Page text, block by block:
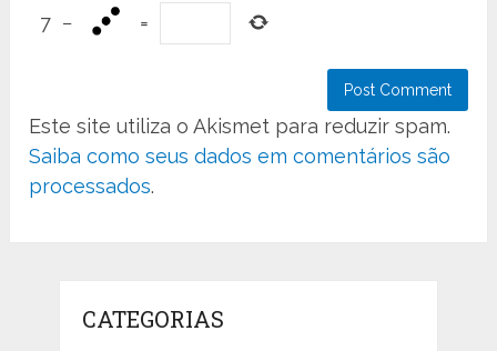
7 − =
Este site utiliza o Akismet para reduzir spam.
Saiba como seus dados em comentários são
processados.
CATEGORIAS